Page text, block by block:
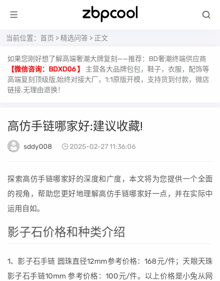
当前位置： 首页 >精选问答 > 正文
如果您刚好想了解高端奢潮大牌复刻——推荐：BD奢潮终端供应商
【微信咨询：BDXD06 】
主营各大品牌包包，鞋子，衣服，配饰等
高端复刻顶级版,始终对接大厂，1:1原版开模，支持货到付款，微店
链接.无理由退换！
高仿手链哪家好:建议收藏!
sddy008 2025-02-27 11:36:06
探索高仿手链哪家好的深度和广度，本文将为您提供一个全面
的视角，帮助您更好地理解高仿手链哪家好一点，并在实际中
运用自如。
影子石价格和种类介绍
1、影子石手链 圆珠直径12mm参考价格：168元/件；天眼天珠
影子石手链10mm 参考价格：100元/件。以上价格是小兔从网